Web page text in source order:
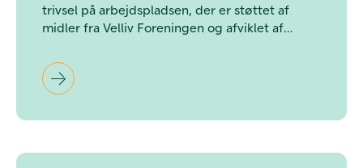
trivsel på arbejdspladsen, der er støttet af
midler fra Velliv Foreningen og afviklet af
Dansk Metal i projektperioden 2021-2023.